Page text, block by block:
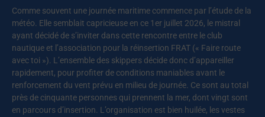
Comme souvent une journée maritime commence par l’étude de la
météo. Elle semblait capricieuse en ce 1er juillet 2026, le mistral
ayant décidé de s’inviter dans cette rencontre entre le club
nautique et l’association pour la réinsertion FRAT (« Faire route
avec toi »). L’ensemble des skippers décide donc d’appareiller
rapidement, pour profiter de conditions maniables avant le
renforcement du vent prévu en milieu de journée. Ce sont au total
près de cinquante personnes qui prennent la mer, dont vingt sont
en parcours d’insertion. L’organisation est bien huilée, les vestes